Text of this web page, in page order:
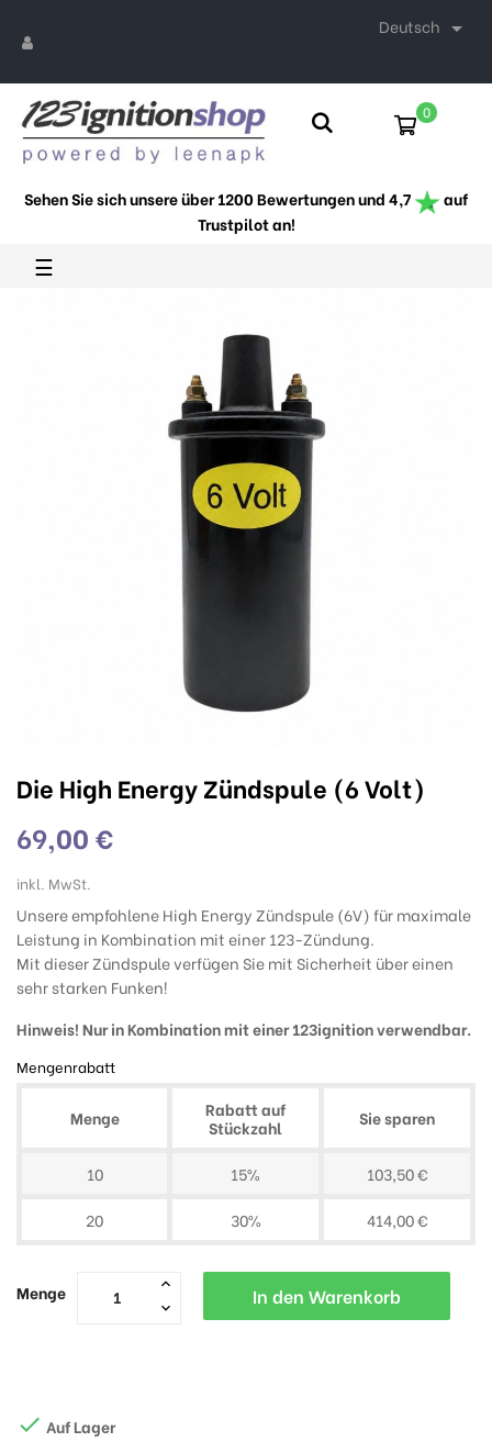
Deutsch 
0
Sehen Sie sich unsere über 1200 Bewertungen und 4,7
auf
Trustpilot an!
Umschalten
der
☰
Die High Energy Zündspule (6 Volt)
69,00 €
inkl. MwSt.
Unsere empfohlene High Energy Zündspule (6V) für maximale
Leistung in Kombination mit einer 123-Zündung.
Mit dieser Zündspule verfügen Sie mit Sicherheit über einen
sehr starken Funken!
Hinweis! Nur in Kombination mit einer 123ignition verwendbar.
Mengenrabatt
Menge
Rabatt auf
Stückzahl
Sie sparen
10 15%
103,50 €
20
30% 414,00 €
Menge In den Warenkorb
 Auf Lager